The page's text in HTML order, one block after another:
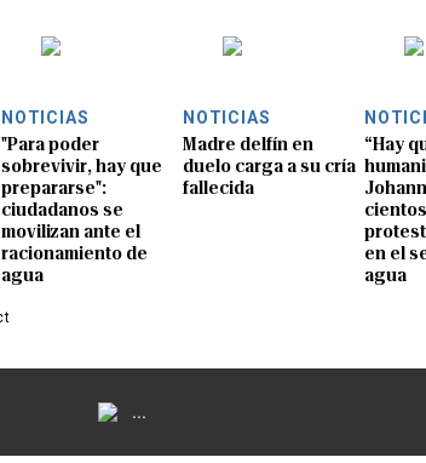
NOTICIAS
"Para poder
sobrevivir, hay que
prepararse":
ciudadanos se
movilizan ante el
racionamiento de
agua
NOTICIAS
Madre delfín en
duelo carga a su cría
fallecida
“Hay
en el
agua
...